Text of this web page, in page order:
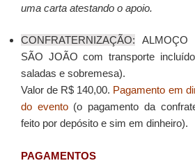
uma carta atestando o apoio.
CONFRATERNIZAÇÃO: ALMOÇO
SÃO JOÃO com transporte
saladas e sobremesa).
Valor de R$ 140,00. Pagamento em
do evento(o pagamento da
feito por depósito e sim em dinheiro).
PAGAMENTOS